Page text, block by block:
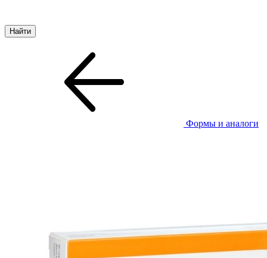
Формы и аналоги